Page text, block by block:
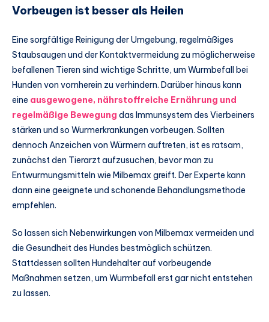
Vorbeugen ist besser als Heilen
Eine sorgfältige Reinigung der Umgebung, regelmäßiges
Staubsaugen und der Kontaktvermeidung zu möglicherweise
befallenen Tieren sind wichtige Schritte, um Wurmbefall bei
Hunden von vornherein zu verhindern. Darüber hinaus kann
eine ausgewogene, nährstoffreiche Ernährung und
regelmäßige Bewegung das Immunsystem des Vierbeiners
stärken und so Wurmerkrankungen vorbeugen. Sollten
dennoch Anzeichen von Würmern auftreten, ist es ratsam,
zunächst den Tierarzt aufzusuchen, bevor man zu
Entwurmungsmitteln wie Milbemax greift. Der Experte kann
dann eine geeignete und schonende Behandlungsmethode
empfehlen.
So lassen sich Nebenwirkungen von Milbemax vermeiden und
die Gesundheit des Hundes bestmöglich schützen.
Stattdessen sollten Hundehalter auf vorbeugende
Maßnahmen setzen, um Wurmbefall erst gar nicht entstehen
zu lassen.